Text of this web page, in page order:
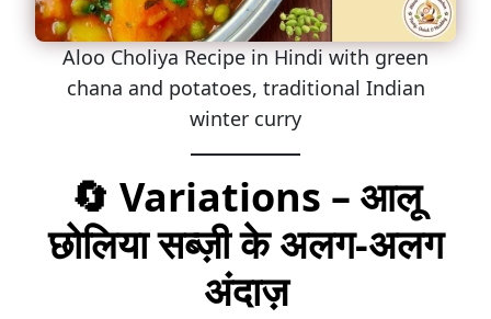
Aloo Choliya Recipe in Hindi with green
chana and potatoes, traditional Indian
winter curry
🔄 Variations – आलू
छोलिया सब्ज़ी के अलग-अलग
अंदाज़